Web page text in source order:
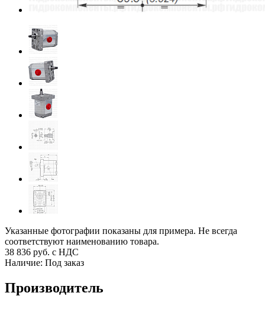
Указанные фотографии показаны для примера. Не всегда
соответствуют наименованию товара.
38 836 руб. с НДС
Наличие: Под заказ
Производитель